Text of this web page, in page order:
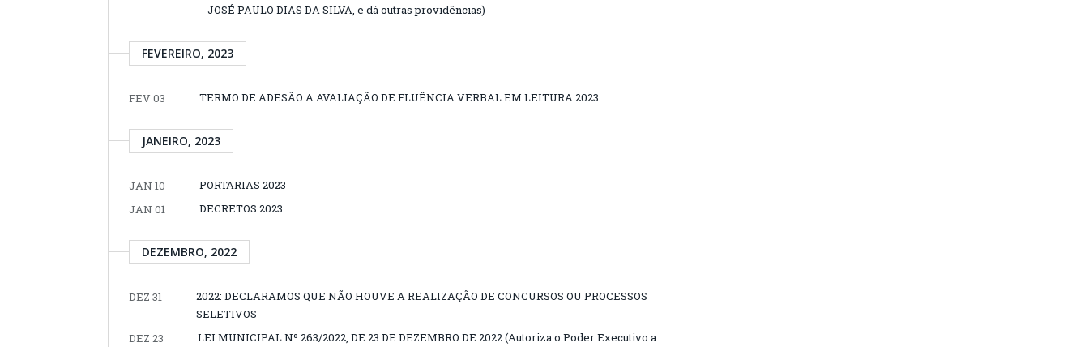
JOSÉ PAULO DIAS DA SILVA, e dá outras providências)
FEVEREIRO, 2023
FEV 03 TERMO DE ADESÃO A AVALIAÇÃO DE FLUÊNCIA VERBAL EM LEITURA 2023
JANEIRO, 2023
JAN 10
PORTARIAS 2023
JAN 01
DECRETOS 2023
DEZEMBRO, 2022
DEZ 31
2022: DECLARAMOS QUE NÃO HOUVE A REALIZAÇÃO DE CONCURSOS OU PROCESSOS
SELETIVOS
DEZ 23
LEI MUNICIPAL Nº 263/2022, DE 23 DE DEZEMBRO DE 2022 (Autoriza o Poder Executivo a